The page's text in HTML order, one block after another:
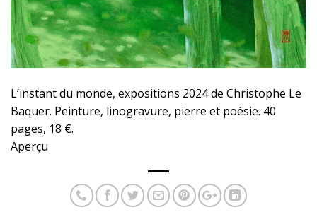
L’instant du monde, expositions 2024 de Christophe Le
Baquer. Peinture, linogravure, pierre et poésie. 40
pages, 18 €.
Aperçu